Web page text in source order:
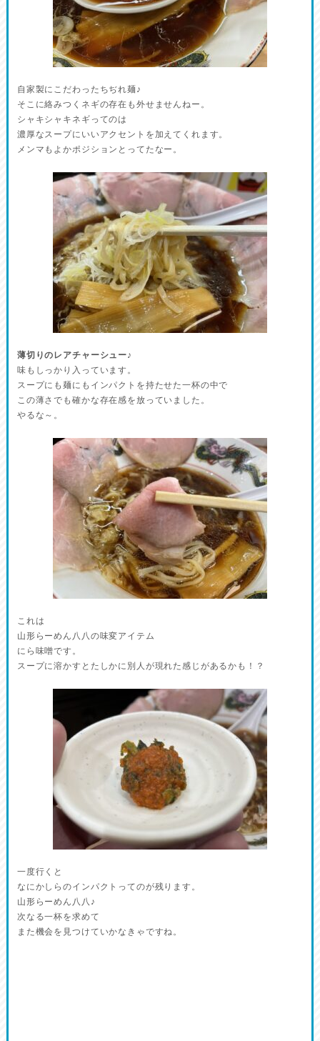
自家製にこだわったちぢれ麺♪
そこに絡みつくネギの存在も外せませんねー。
シャキシャキネギってのは
濃厚なスープにいいアクセントを加えてくれます。
メンマもよかポジションとってたなー。
薄切りのレアチャーシュー♪
味もしっかり入っています。
スープにも麺にもインパクトを持たせた一杯の中で
この薄さでも確かな存在感を放っていました。
やるな～。
これは
山形らーめん八八の味変アイテム
にら味噌です。
スープに溶かすとたしかに別人が現れた感じがあるかも！？
一度行くと
なにかしらのインパクトってのが残ります。
山形らーめん八八♪
次なる一杯を求めて
また機会を見つけていかなきゃですね。